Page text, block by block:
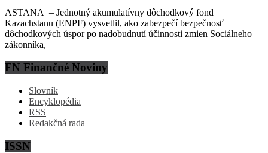
ASTANA – Jednotný akumulatívny dôchodkový fond
Kazachstanu (ENPF) vysvetlil, ako zabezpečí bezpečnosť
dôchodkových úspor po nadobudnutí účinnosti zmien Sociálneho
zákonníka,
FN Finančné Noviny
Slovník
Encyklopédia
RSS
Redakčná rada
ISSN